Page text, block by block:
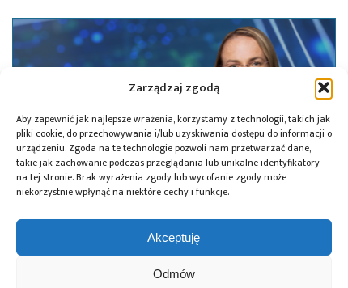
Zarządzaj zgodą
Aby zapewnić jak najlepsze wrażenia, korzystamy z technologii, takich jak
pliki cookie, do przechowywania i/lub uzyskiwania dostępu do informacji o
urządzeniu. Zgoda na te technologie pozwoli nam przetwarzać dane,
takie jak zachowanie podczas przeglądania lub unikalne identyfikatory
na tej stronie. Brak wyrażenia zgody lub wycofanie zgody może
niekorzystnie wpłynąć na niektóre cechy i funkcje.
Akceptuję
Odmów
20.02.2026
Creotech Quantum coraz bliżej debiutu